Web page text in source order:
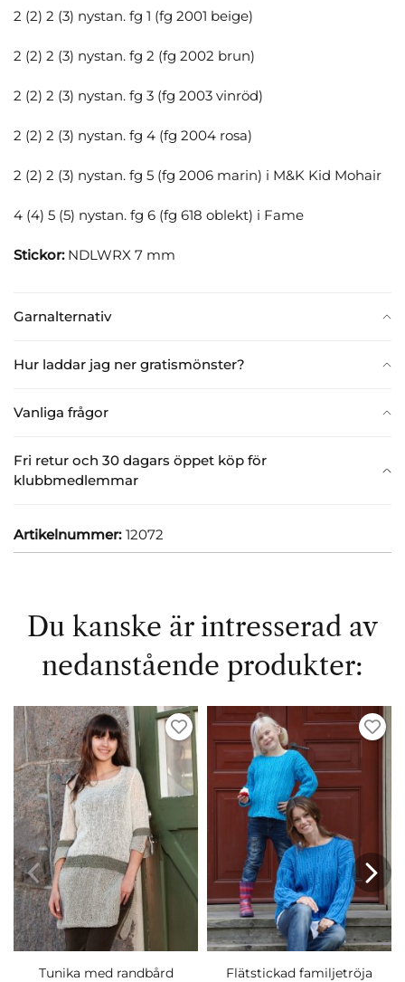
Garnalternativ
Hur laddar jag ner gratismönster?
Vanliga frågor
Fri retur och 30 dagars öppet köp för
klubbmedlemmar
2 (2) 2 (3) nystan. fg 1 (fg 2001 beige)
2 (2) 2 (3) nystan. fg 2 (fg 2002 brun)
2 (2) 2 (3) nystan. fg 3 (fg 2003 vinröd)
2 (2) 2 (3) nystan. fg 4 (fg 2004 rosa)
2 (2) 2 (3) nystan. fg 5 (fg 2006 marin) i M&K Kid Mohair
4 (4) 5 (5) nystan. fg 6 (fg 618 oblekt) i Fame
Stickor:NDLWRX 7 mm
Artikelnummer: 12072
Du kanske är intresserad av
nedanstående produkter:
Tunika med randbård Flätstickad familjetröja